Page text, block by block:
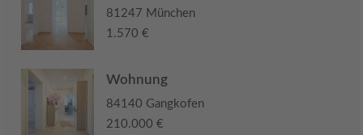
81247 München
1.570 €
Wohnung
84140 Gangkofen
210.000 €